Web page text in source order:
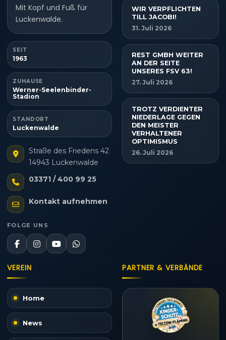
Mit Kopf und Fuß für
Luckenwalde.
SEIT
1963
ZUHAUSE
Werner-Seelenbinder-
Stadion
STANDORT
Luckenwalde
Straße des Friedens 42
14943 Luckenwalde
03371 / 400 99 25
Kontakt aufnehmen
FOLGE UNS
WIR VERPFLICHTEN
TILL JACOBI!
31. Juli 2026
REST GMBH WEITER
AN DER SEITE
UNSERES FSV 63!
27. Juli 2026
TROTZ VERDIENTER
NIEDERLAGE GEGEN
DEN MEISTER
VERHALTENER
OPTIMISMUS
26. Juli 2026
VEREIN
Home
News
PARTNER & VERBÄNDE